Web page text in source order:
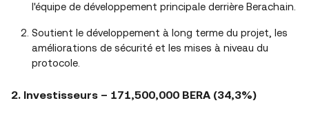
l'équipe de développement principale derrière Berachain.
Soutient le développement à long terme du projet, les
améliorations de sécurité et les mises à niveau du
protocole.
2. Investisseurs – 171,500,000 BERA (34,3%)